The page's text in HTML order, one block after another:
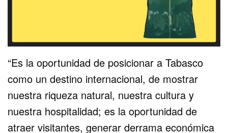
“Es la oportunidad de posicionar a Tabasco
como un destino internacional, de mostrar
nuestra riqueza natural, nuestra cultura y
nuestra hospitalidad; es la oportunidad de
atraer visitantes, generar derrama económica